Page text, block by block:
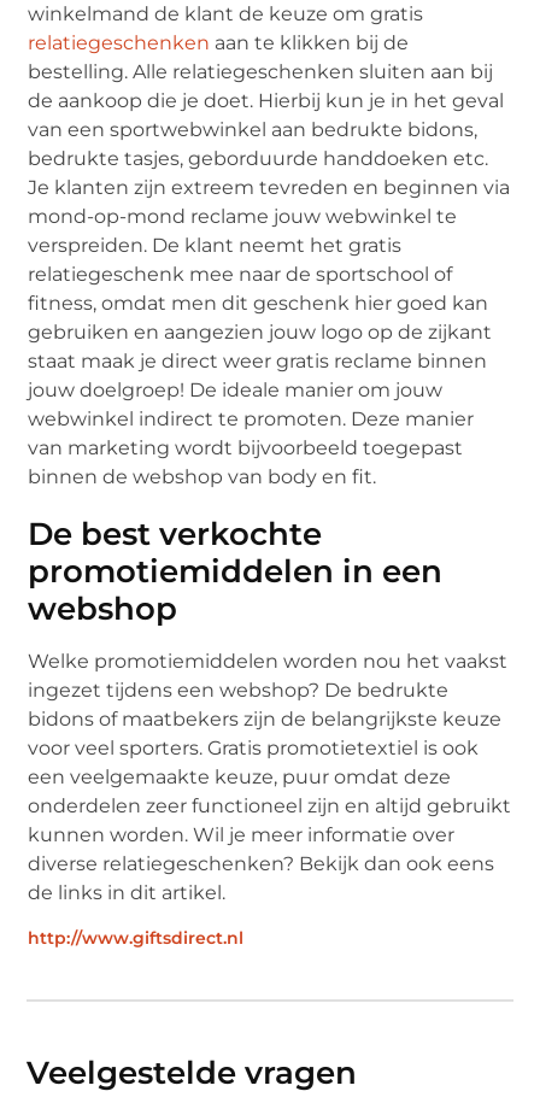
winkelmand de klant de keuze om gratis
relatiegeschenken aan te klikken bij de
bestelling. Alle relatiegeschenken sluiten aan bij
de aankoop die je doet. Hierbij kun je in het geval
van een sportwebwinkel aan bedrukte bidons,
bedrukte tasjes, geborduurde handdoeken etc.
Je klanten zijn extreem tevreden en beginnen via
mond-op-mond reclame jouw webwinkel te
verspreiden. De klant neemt het gratis
relatiegeschenk mee naar de sportschool of
fitness, omdat men dit geschenk hier goed kan
gebruiken en aangezien jouw logo op de zijkant
staat maak je direct weer gratis reclame binnen
jouw doelgroep! De ideale manier om jouw
webwinkel indirect te promoten. Deze manier
van marketing wordt bijvoorbeeld toegepast
binnen de webshop van body en fit.
De best verkochte
promotiemiddelen in een
webshop
Welke promotiemiddelen worden nou het vaakst
ingezet tijdens een webshop? De bedrukte
bidons of maatbekers zijn de belangrijkste keuze
voor veel sporters. Gratis promotietextiel is ook
een veelgemaakte keuze, puur omdat deze
onderdelen zeer functioneel zijn en altijd gebruikt
kunnen worden. Wil je meer informatie over
diverse relatiegeschenken? Bekijk dan ook eens
de links in dit artikel.
http://www.giftsdirect.nl
Veelgestelde vragen